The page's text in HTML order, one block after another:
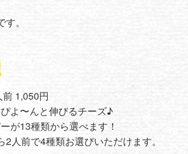
。
1,050円
よ〜んと伸びるチーズ♪
が13種類から選べます！
人前で4種類お選びいただけます。